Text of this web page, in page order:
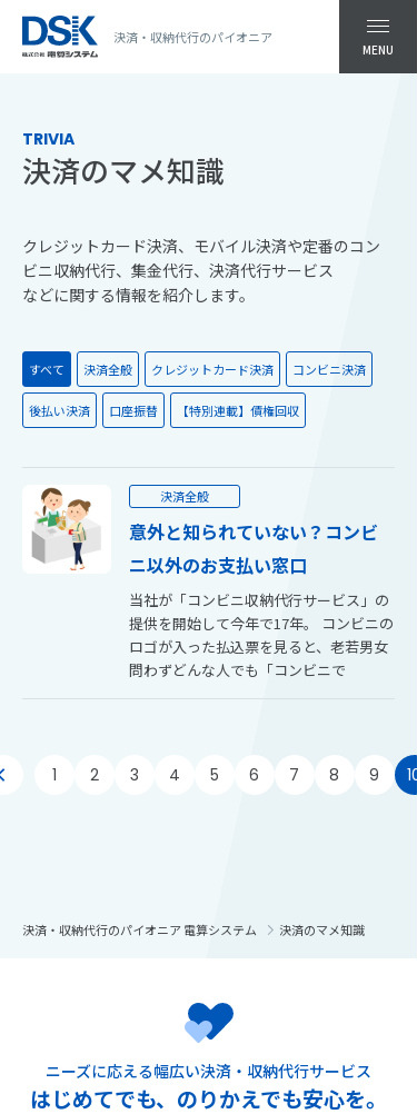
決済・収納代行のパイオニア
MENU
TRIVIA
決済のマメ知識
クレジットカード決済、モバイル決済や定番のコン
ビニ収納代行、集金代行、決済代行サービス
などに関する情報を紹介します。
すべて 決済全般 クレジットカード決済 コンビニ決済
後払い決済 口座振替 【特別連載】債権回収
決済全般
意外と知られていない？コンビ
ニ以外のお支払い窓口
当社が「コンビニ収納代行サービス」の
提供を開始して今年で17年。 コンビニの
ロゴが入った払込票を見ると、老若男女
問わずどんな人でも「コンビニで
1 2 3 4 5 6 7 8 9 10
決済・収納代行のパイオニア 電算システム 決済のマメ知識
ニーズに応える幅広い決済・収納代行サービス
はじめてでも、のりかえでも安心を。